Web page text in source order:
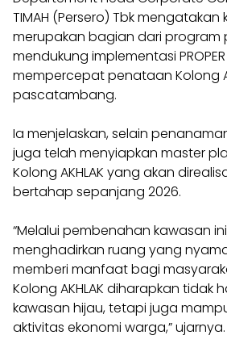
TIMAH (Persero) Tbk mengatakan
merupakan bagian dari program
mendukung implementasi
mempercepat penataan Kolong
pascatambang.
Ia menjelaskan, selain
juga telah menyiapkan master
Kolong AKHLAK yang akan
bertahap sepanjang 2026.
“Melalui pembenahan kawasan
menghadirkan ruang yang
memberi manfaat bagi
Kolong AKHLAK diharapkan tidak
kawasan hijau, tetapi juga
aktivitas ekonomi warga,” ujarnya.